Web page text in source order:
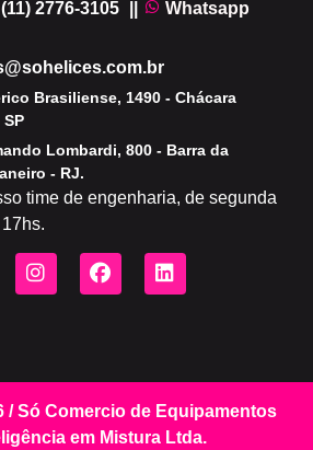
(11) 2776-3105
Whatsapp
Brasiliense, 1490 - Chácara
Lombardi, 800 - Barra da
- RJ.
time de engenharia, de segunda
/ Só Comercio de Equipamentos
em Mistura Ltda.